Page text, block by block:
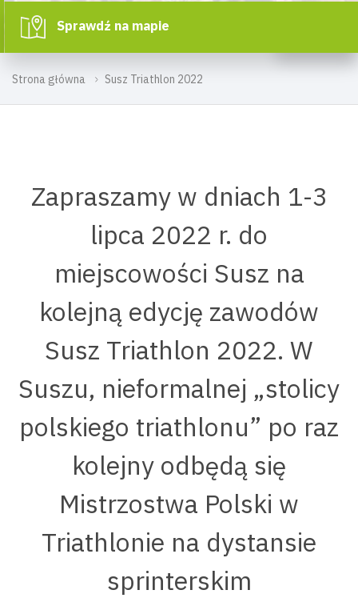
Strona główna Susz Triathlon 2022
Sprawdź na mapie
Zapraszamy w dniach 1-3
lipca 2022 r. do
miejscowości Susz na
kolejną edycję zawodów
Susz Triathlon 2022. W
Suszu, nieformalnej „stolicy
polskiego triathlonu” po raz
kolejny odbędą się
Mistrzostwa Polski w
Triathlonie na dystansie
sprinterskim